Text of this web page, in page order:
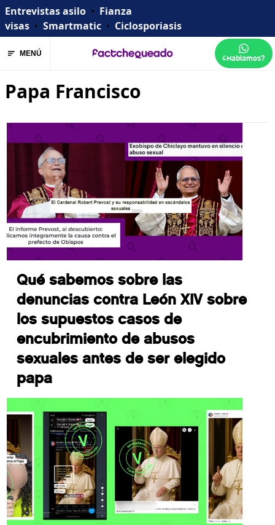
Entrevistas asilo • Fianza
visas • Smartmatic • Ciclosporiasis
MENÚ ¿Hablamos?
Papa Francisco
Qué sabemos sobre las
denuncias contra León XIV sobre
los supuestos casos de
encubrimiento de abusos
sexuales antes de ser elegido
papa